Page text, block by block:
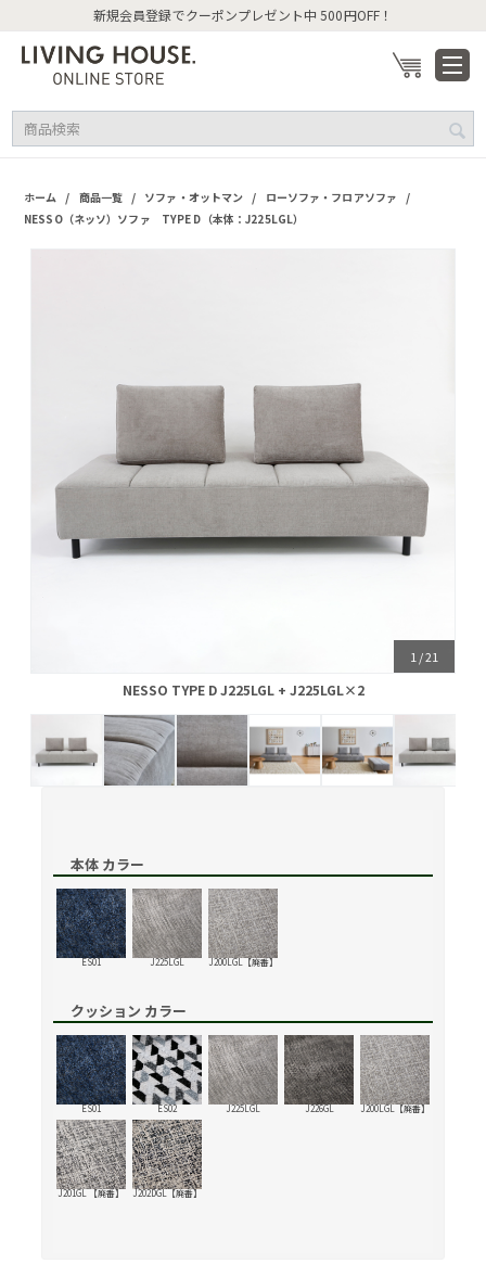
新規会員登録でクーポンプレゼント中 500円OFF！
ホーム / 商品一覧 / ソファ・オットマン / ローソファ・フロアソファ /
NESSO（ネッソ）ソファ TYPE D（本体：J225LGL）
NESSO TYPE D J225LGL + J225LGL×2
1 /21
NESSO TYPE D J225LGL + J225LGL×2
本体 カラー
ES01 J225LGL J200LGL【廃番】
クッション カラー
ES01 ES02 J225LGL J226GL J200LGL【廃番】
J201GL 【廃番】 J202DGL【廃番】